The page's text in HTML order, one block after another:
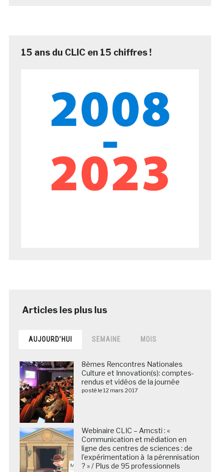
15 ans du CLIC en 15 chiffres !
AUJOURD’HUI SEMAINE MOIS
8èmes Rencontres Nationales
Culture et Innovation(s): comptes-
rendus et vidéos de la journée
posté le 12 mars 2017
Webinaire CLIC – Amcsti : «
Communication et médiation en
ligne des centres de sciences : de
l’expérimentation à la pérennisation
? » / Plus de 95 professionnels